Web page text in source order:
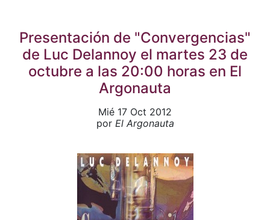
Presentación de "Convergencias"
de Luc Delannoy el martes 23 de
octubre a las 20:00 horas en El
Argonauta
Mié 17 Oct 2012
por El Argonauta